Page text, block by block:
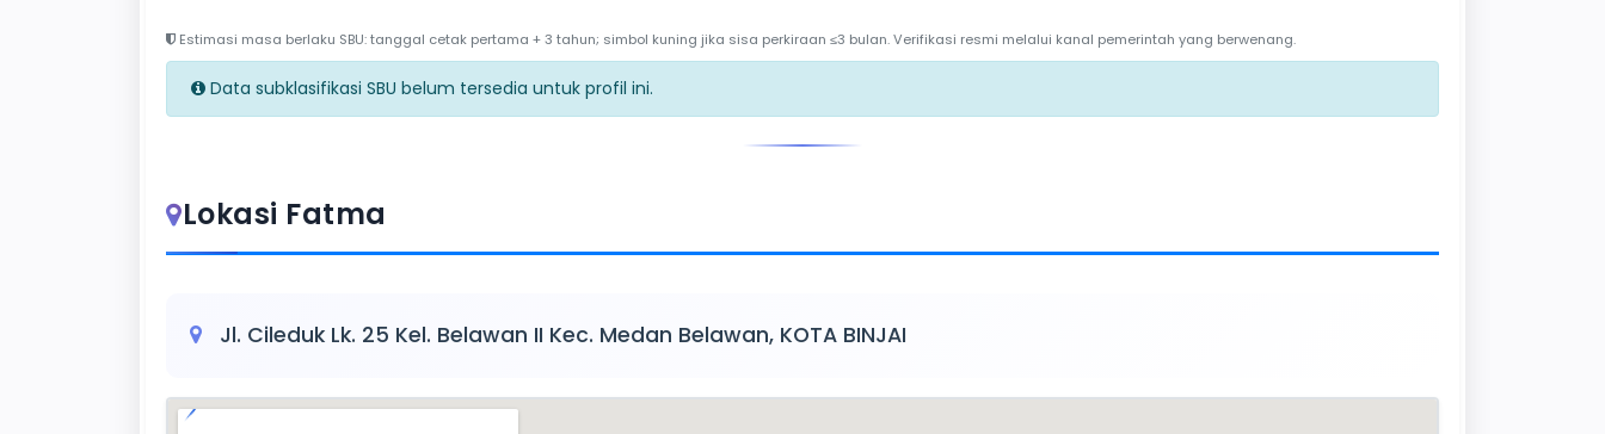
Estimasi masa berlaku SBU: tanggal cetak pertama + 3 tahun; simbol kuning jika sisa perkiraan ≤3 bulan. Verifikasi resmi melalui kanal pemerintah yang berwenang.
Data subklasifikasi SBU belum tersedia untuk profil ini.
Lokasi Fatma
Jl. Cileduk Lk. 25 Kel. Belawan II Kec. Medan Belawan, KOTA BINJAI